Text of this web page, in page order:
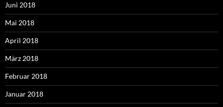
Juni 2018
Mai 2018
April 2018
März 2018
Februar 2018
Januar 2018